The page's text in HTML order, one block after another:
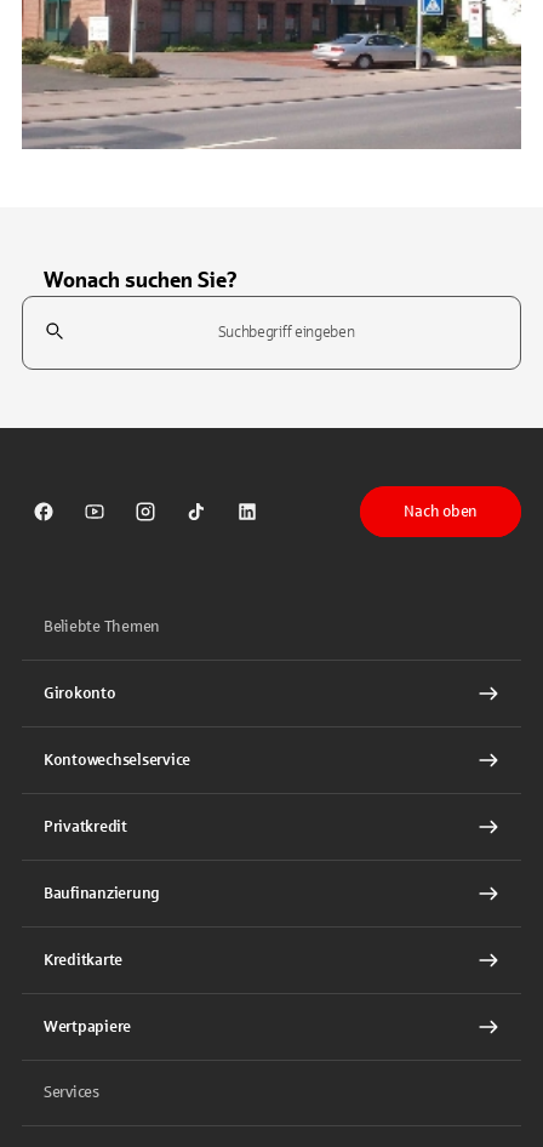
Wonach suchen Sie?
Suchfeld
Sparkasse auf Facebook
Sparkasse auf Youtube
Sparkasse auf Instagram
Sparkasse auf TikTok
Sparkasse auf LinkedIn
Nach oben
Beliebte Themen
Girokonto
Kontowechselservice
Privatkredit
Baufinanzierung
Kreditkarte
Wertpapiere
Services